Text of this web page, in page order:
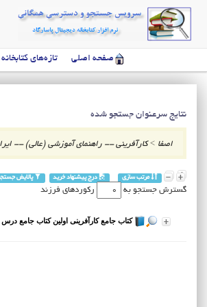
صفحه اصلی تازه‌های کتابخانه
نتایج سرعنوان جستجو شده
اصفا >کارآفرینی -- راهنمای آموزشی (عالی) --
مرتب سازی درج پیشنهاد خرید پالایش
گسترش جستجو به رکوردهای فرزند
کتاب جامع کارآفرینی اولین کتاب جامع درس